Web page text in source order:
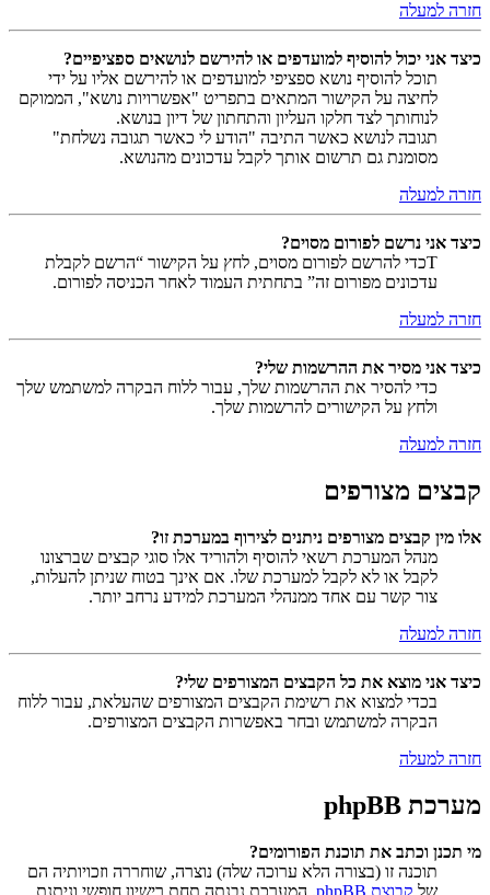
חזרה למעלה
כיצד אני יכול להוסיף למועדפים או להירשם לנושאים ספציפיים?
תוכל להוסיף נושא ספציפי למועדפים או להירשם אליו על ידי
לחיצה על הקישור המתאים בתפריט "אפשרויות נושא", הממוקם
לנוחותך לצד חלקו העליון והתחתון של דיון בנושא.
תגובה לנושא כאשר התיבה "הודע לי כאשר תגובה נשלחת"
מסומנת גם תרשום אותך לקבל עדכונים מהנושא.
חזרה למעלה
כיצד אני נרשם לפורום מסוים?
Tכדי להרשם לפורום מסוים, לחץ על הקישור “הרשם לקבלת
עדכונים מפורום זה” בתחתית העמוד לאחר הכניסה לפורום.
חזרה למעלה
כיצד אני מסיר את ההרשמות שלי?
כדי להסיר את ההרשמות שלך, עבור ללוח הבקרה למשתמש שלך
ולחץ על הקישורים להרשמות שלך.
חזרה למעלה
קבצים מצורפים
אלו מין קבצים מצורפים ניתנים לצירוף במערכת זו?
מנהל המערכת רשאי להוסיף ולהוריד אלו סוגי קבצים שברצונו
לקבל או לא לקבל למערכת שלו. אם אינך בטוח שניתן להעלות,
צור קשר עם אחד ממנהלי המערכת למידע נרחב יותר.
חזרה למעלה
כיצד אני מוצא את כל הקבצים המצורפים שלי?
בכדי למצוא את רשימת הקבצים המצורפים שהעלאת, עבור ללוח
הבקרה למשתמש ובחר באפשרות הקבצים המצורפים.
חזרה למעלה
מערכת phpBB
מי תכנן וכתב את תוכנת הפורומים?
תוכנה זו (בצורה הלא ערוכה שלה) נוצרה, שוחררה וזכויותיה הם
של קבוצת phpBB
. המערכת נבנתה תחת רישיון חופשי וניתנת